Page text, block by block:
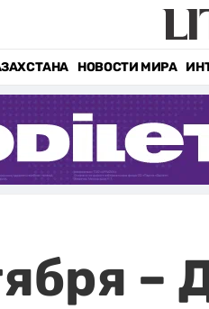
НОВОСТИ МИРА
–